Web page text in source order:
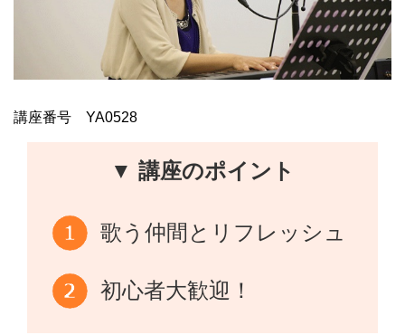
講座番号 YA0528
▼ 講座のポイント
歌う仲間とリフレッシュ
初心者大歓迎！